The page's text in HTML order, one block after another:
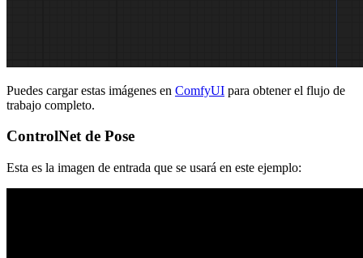
Puedes cargar estas imágenes en ComfyUI para obtener el flujo de
trabajo completo.
ControlNet de Pose
Esta es la imagen de entrada que se usará en este ejemplo: